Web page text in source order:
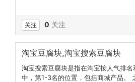
关注 0 关注
淘宝豆腐块,淘宝搜索豆腐块
淘宝搜索豆腐块是指在淘宝按人气排
中，第1-3名的位置，包括商城产品。